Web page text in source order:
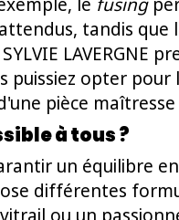
tandis que
LAVERGNE
opter
pièce
à tous ?
un équilibre
différentes